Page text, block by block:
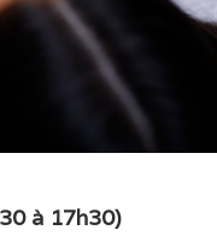
à 17h30)